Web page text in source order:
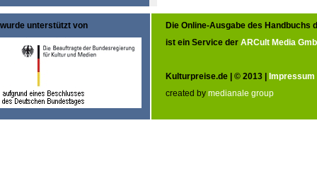
wurde unterstützt von
Die Online-Ausgabe des Handbuchs
ist ein Service der ARCult Media
Kulturpreise.de | © 2013 | Impressum
created by medianale group